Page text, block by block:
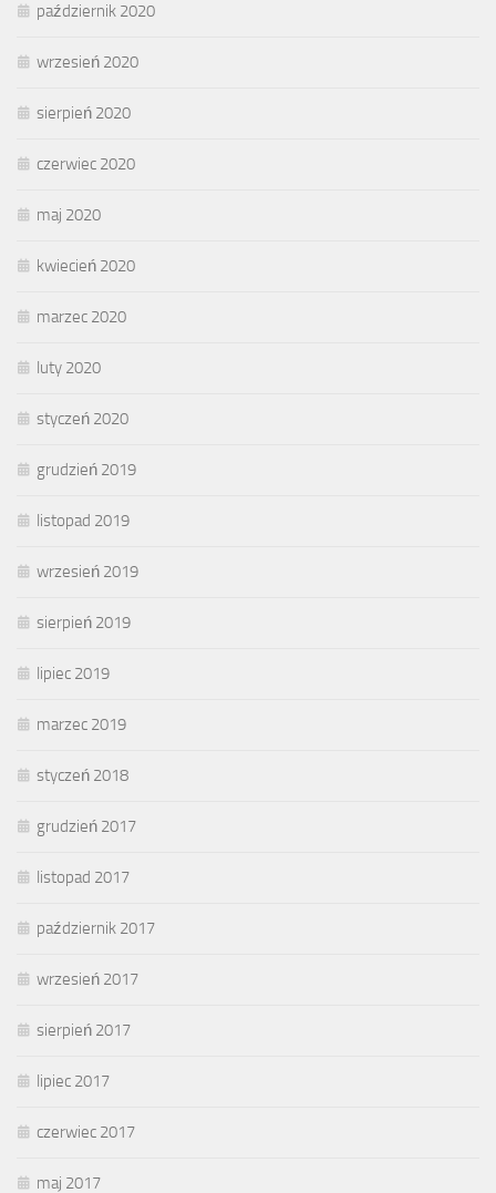
październik 2020
wrzesień 2020
sierpień 2020
czerwiec 2020
maj 2020
kwiecień 2020
marzec 2020
luty 2020
styczeń 2020
grudzień 2019
listopad 2019
wrzesień 2019
sierpień 2019
lipiec 2019
marzec 2019
styczeń 2018
grudzień 2017
listopad 2017
październik 2017
wrzesień 2017
sierpień 2017
lipiec 2017
czerwiec 2017
maj 2017